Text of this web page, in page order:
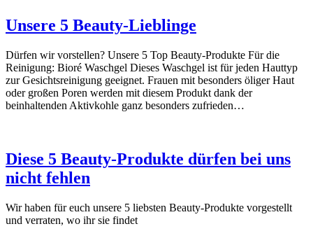
Unsere 5 Beauty-Lieblinge
Dürfen wir vorstellen? Unsere 5 Top Beauty-Produkte Für die
Reinigung: Bioré Waschgel Dieses Waschgel ist für jeden Hauttyp
zur Gesichtsreinigung geeignet. Frauen mit besonders öliger Haut
oder großen Poren werden mit diesem Produkt dank der
beinhaltenden Aktivkohle ganz besonders zufrieden…
Diese 5 Beauty-Produkte dürfen bei uns
nicht fehlen
Wir haben für euch unsere 5 liebsten Beauty-Produkte vorgestellt
und verraten, wo ihr sie findet